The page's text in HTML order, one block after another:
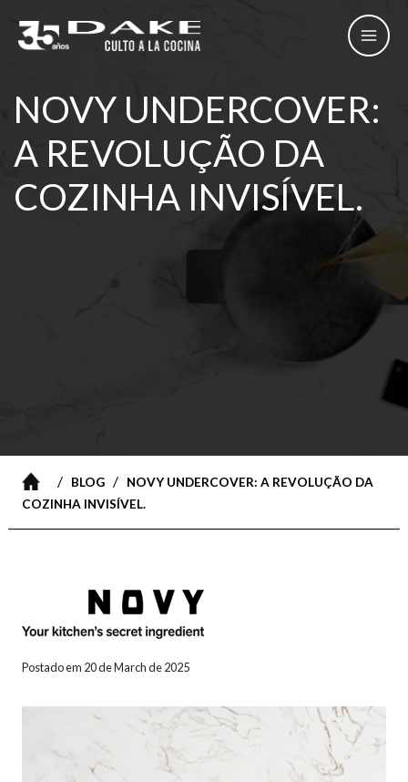
content
NOVY UNDERCOVER:
A REVOLUÇÃO DA
COZINHA INVISÍVEL.
/ BLOG/
NOVY UNDERCOVER: A REVOLUÇÃO DA
COZINHA INVISÍVEL.
Postado em 20 de March de 2025